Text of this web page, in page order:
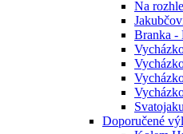
Na
Branka -
Doporučené